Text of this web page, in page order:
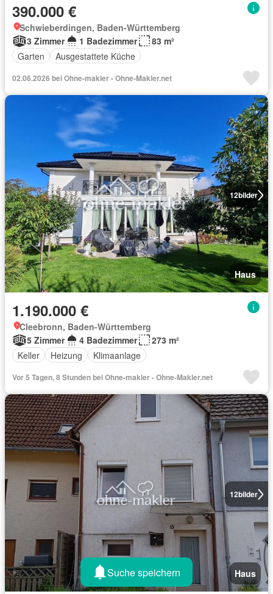
390.000 €
Schwieberdingen, Baden-Württemberg
3 Zimmer
1 Badezimmer
83 m²
Garten
Ausgestattete Küche
02.06.2026 bei Ohne-makler - Ohne-Makler.net
12bilder
Haus
1.190.000 €
Cleebronn, Baden-Württemberg
5 Zimmer
4 Badezimmer
273 m²
Keller
Heizung Klimaanlage
Vor 5 Tagen, 8 Stunden bei Ohne-makler - Ohne-Makler.net
12bilder
Haus
Suche speichern